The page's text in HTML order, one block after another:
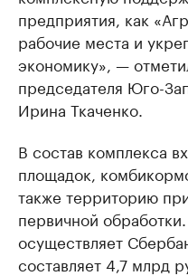
предприятия, как
рабочие места и
экономику», —
председателя Юго-
Ирина Ткаченко.
В состав комплекса
площадок,
также территорию
первичной
осуществляет
составляет 4,7 млрд